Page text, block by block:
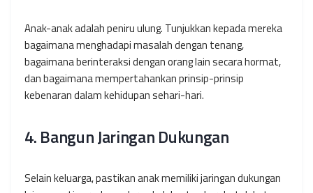
Anak-anak adalah peniru ulung. Tunjukkan kepada mereka
bagaimana menghadapi masalah dengan tenang,
bagaimana berinteraksi dengan orang lain secara hormat,
dan bagaimana mempertahankan prinsip-prinsip
kebenaran dalam kehidupan sehari-hari.
4. Bangun Jaringan Dukungan
Selain keluarga, pastikan anak memiliki jaringan dukungan